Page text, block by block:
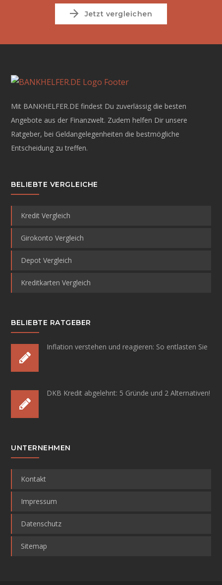
Jetzt vergleichen
Mit BANKHELFER.DE findest Du zuverlässig die besten
Angebote aus der Finanzwelt. Zudem helfen Dir unsere
Ratgeber, bei Geldangelegenheiten die bestmögliche
Entscheidung zu treffen.
BELIEBTE VERGLEICHE
Kredit Vergleich
Girokonto Vergleich
Depot Vergleich
Kreditkarten Vergleich
BELIEBTE RATGEBER
Inflation verstehen und reagieren: So entlasten Sie
DKB Kredit abgelehnt: 5 Gründe und 2 Alternativen!
UNTERNEHMEN
Kontakt
Impressum
Datenschutz
Sitemap